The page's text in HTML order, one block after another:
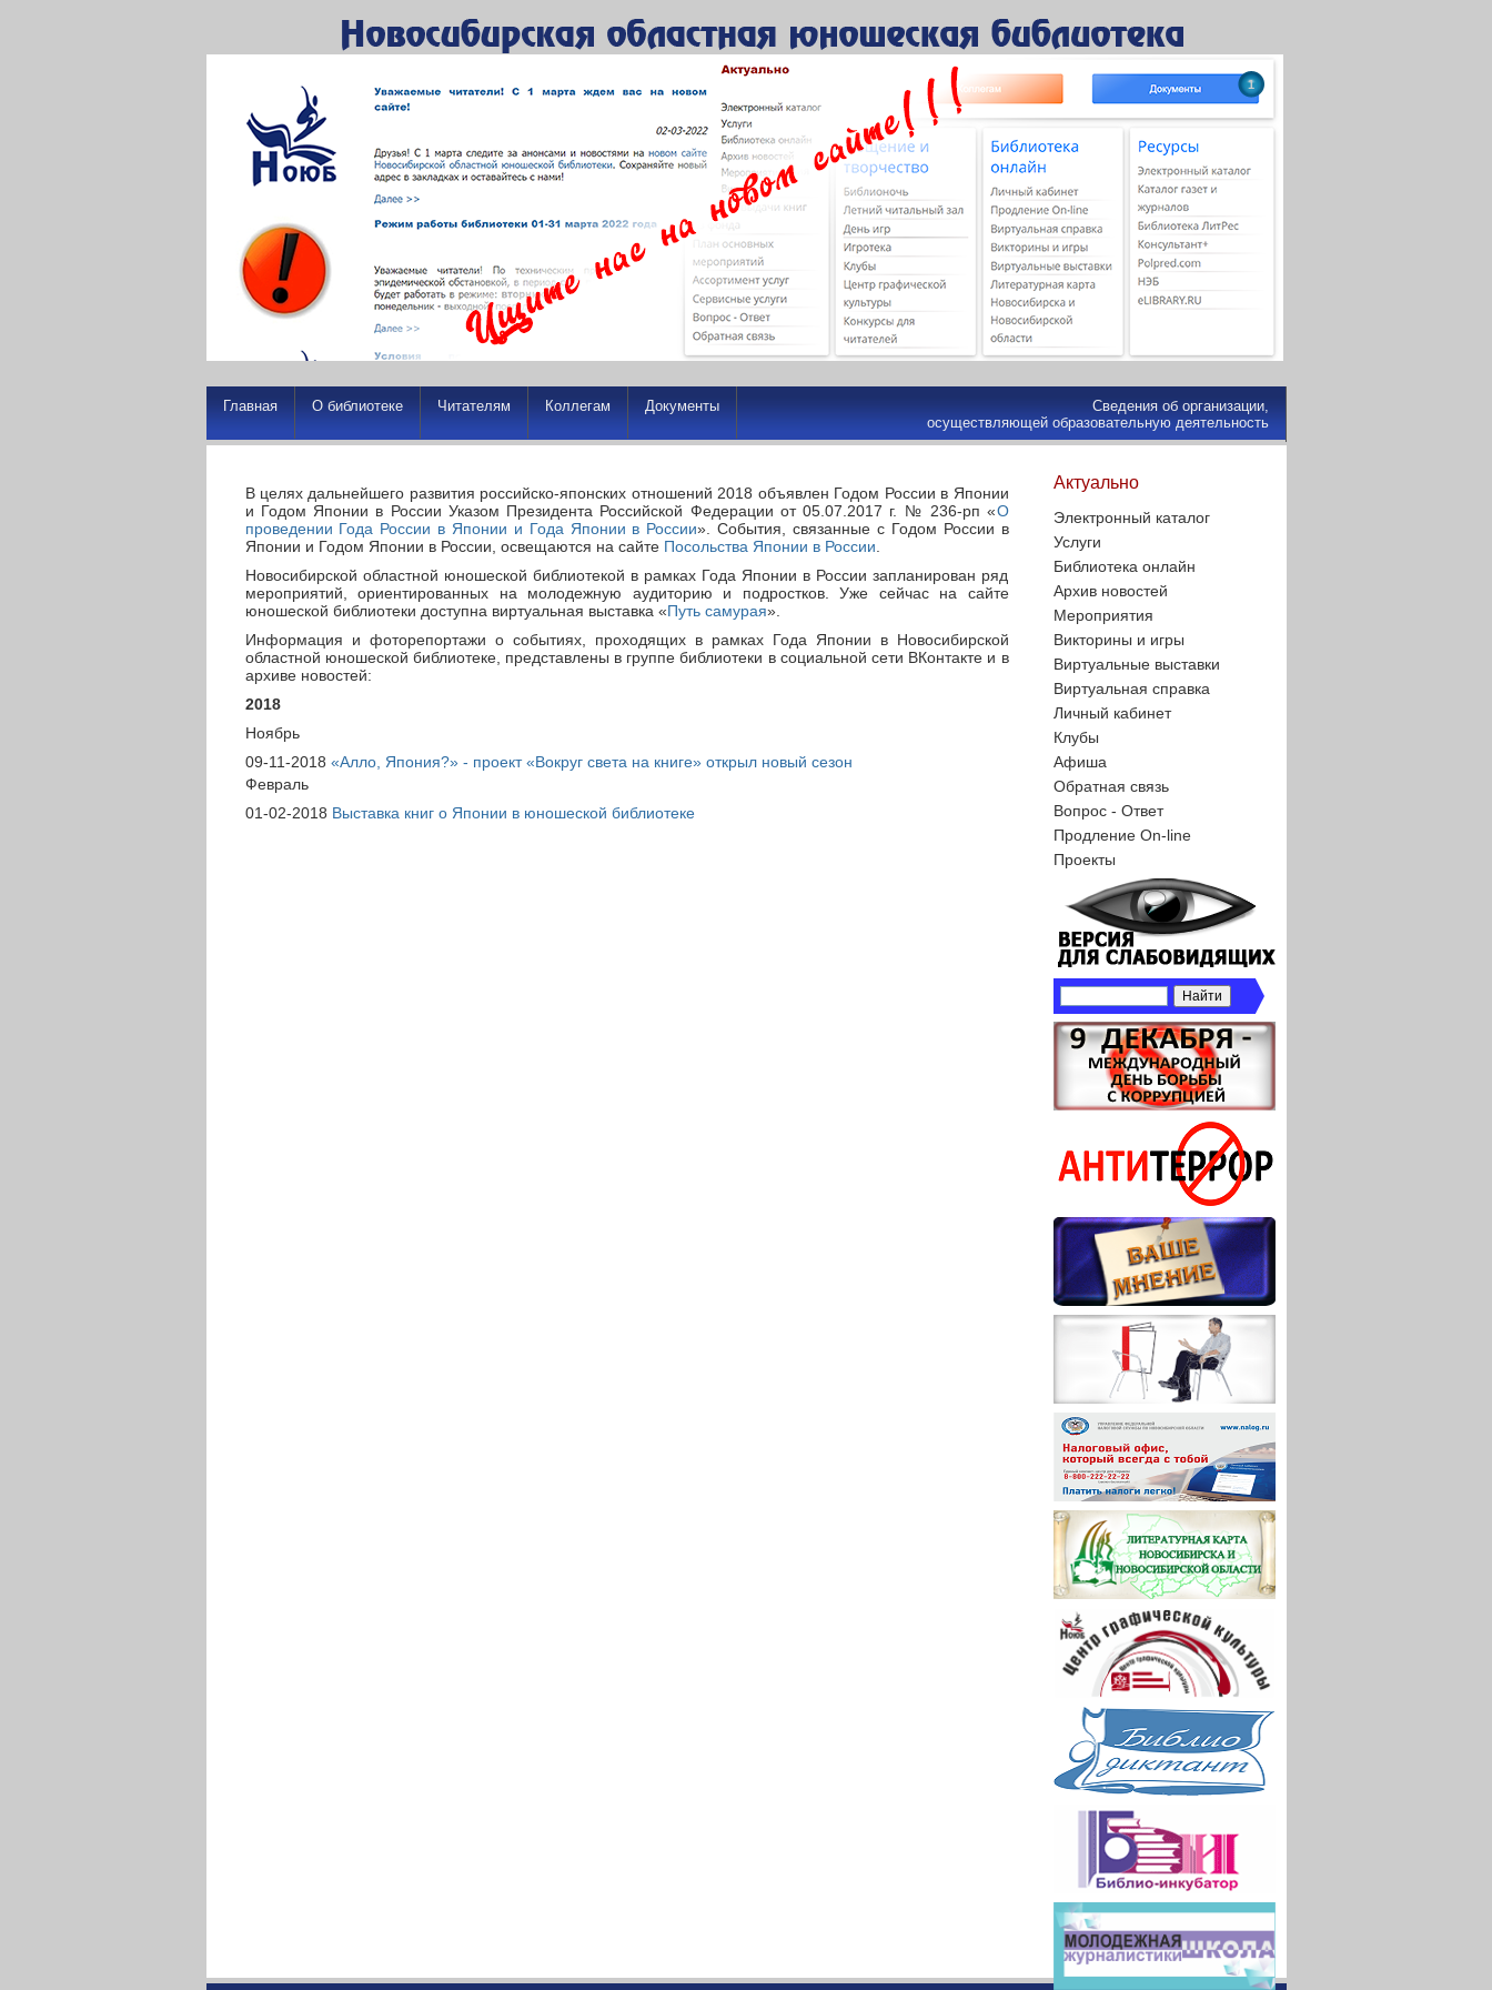
1
Главная О библиотеке Читателям Коллегам Документы
Сведения об организации,
осуществляющей образовательную деятельность
Актуально
Электронный каталог
Услуги
Библиотека онлайн
Архив новостей
Мероприятия
Викторины и игры
Виртуальные выставки
Виртуальная справка
Личный кабинет
Клубы
Афиша
Обратная связь
Вопрос - Ответ
Продление On-line
Проекты
В целях дальнейшего развития российско-японских отношений 2018 объявлен Годом России в Японии
и Годом Японии в России Указом Президента Российской Федерации от 05.07.2017 г. № 236-рп «О
проведении Года России в Японии и Года Японии в России». События, связанные с Годом России в
Японии и Годом Японии в России, освещаются на сайте Посольства Японии в России
Новосибирской областной юношеской библиотекой в рамках Года Японии в России запланирован ряд
мероприятий, ориентированных на молодежную аудиторию и подростков. Уже сейчас на сайте
юношеской библиотеки доступна виртуальная выставка «Путь самурая».
Информация и фоторепортажи о событиях, проходящих в рамках Года Японии в Новосибирской
областной юношеской библиотеке, представлены в группе библиотеки в социальной сети ВКонтакте и в
архиве новостей:
2018
Ноябрь
09-11-2018 «Алло, Япония?» - проект «Вокруг света на книге» открыл новый сезон
Февраль
01-02-2018 Выставка книг о Японии в юношеской библиотеке